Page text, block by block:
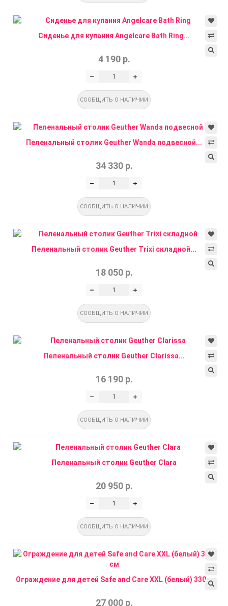
Сиденье для купания Angelcare Bath Ring...
4 190 р.
СООБЩИТЬ О НАЛИЧИИ
Пеленальный столик Geuther Wanda подвесной...
34 330 р.
СООБЩИТЬ О НАЛИЧИИ
Пеленальный столик Geuther Trixi складной...
18 050 р.
СООБЩИТЬ О НАЛИЧИИ
Пеленальный столик Geuther Clarissa...
16 190 р.
СООБЩИТЬ О НАЛИЧИИ
Пеленальный столик Geuther Clara
20 950 р.
СООБЩИТЬ О НАЛИЧИИ
Ограждение для детей Safe and Care XXL (белый) 330...
27 000 р.